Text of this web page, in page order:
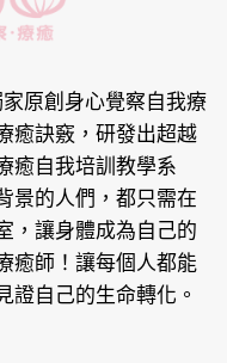
家原創身心覺察自我療
癒訣竅，研發出超越
癒自我培訓教學系
景的人們，都只需在
，讓身體成為自己的
癒師！讓每個人都能
證自己的生命轉化。